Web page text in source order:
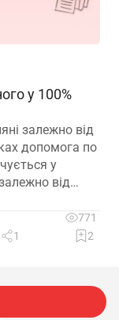
у 100%
залежно від
допомога по
у
від
ПФУ
771
1 2